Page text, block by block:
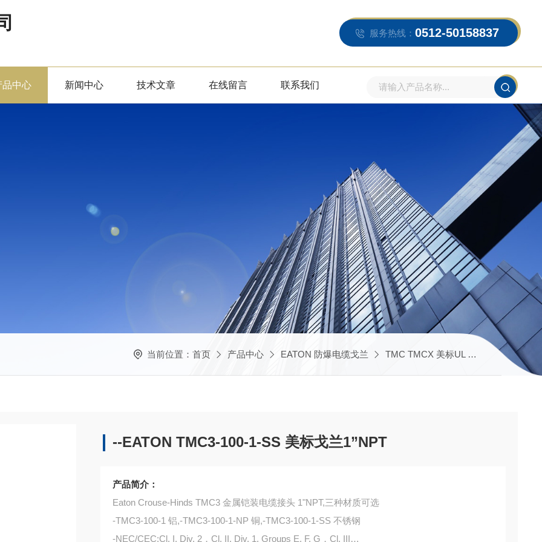
服务热线： 0512-50158837
品中心 新闻中心 技术文章 在线留言 联系我们
当前位置： 首页 产品中心 EATON 防爆电缆戈兰 TMC TMCX 美标UL CSA戈兰
--EATON TMC3-100-1-SS 美标戈兰1”NPT
产品简介：
Eaton Crouse-Hinds TMC3 金属铠装电缆接头 1"NPT,三种材质可选
-TMC3-100-1 铝,-TMC3-100-1-NP 铜,-TMC3-100-1-SS 不锈钢
-NEC/CEC:Cl. I, Div. 2，Cl. II, Div. 1, Groups E, F, G，Cl. III